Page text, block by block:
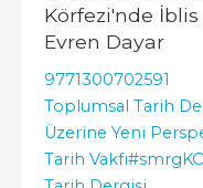
Körfezi'nde İblis
Evren Dayar
9771300702591
Toplumsal Tarih
Üzerine Yeni
Tarih Vakfı